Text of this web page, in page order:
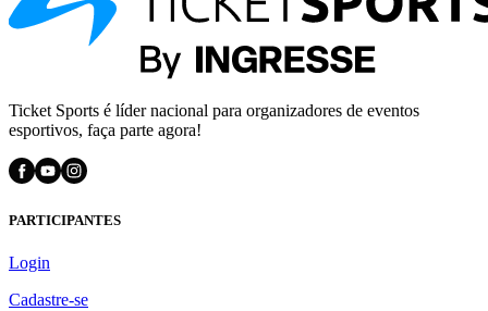
Ticket Sports é líder nacional para organizadores de eventos
esportivos, faça parte agora!
PARTICIPANTES
Login
Cadastre-se